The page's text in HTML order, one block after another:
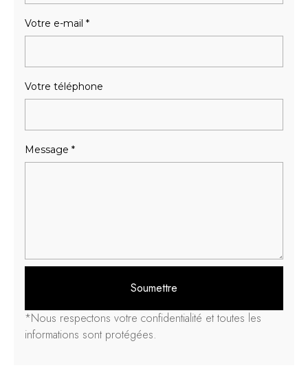
Votre e-mail *
Votre téléphone
Message *
Soumettre
*Nous respectons votre confidentialité et toutes les
informations sont protégées.